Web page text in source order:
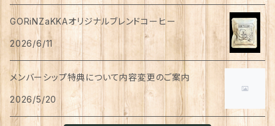
ハンドソープ
アロマ・お香
トラベルセット
カレンダー
お財布・カード入れ
手袋・アームカバー
ハンカチ
てぬぐい
カップ&ソーサー
マグカップ
コースター
お皿
メモ帳
スケジュール帳
はさみ
足首ウォーマー
アウター
ジャケット
トップス
レトルト惣菜
カレー
味噌汁・スープ
お茶漬け
ハーブティー
希釈飲料
犬猫共通
猫用
犬用
猫用
おもちゃ
猫用
ボディケア
犬用
ベッド
リンスインシャンプー
トリートメント
オーラルケア
入浴剤・バスボム
ラッピング資材
リング
GORiNZaKKAオリジナルブレンドコーヒー
2026/6/11
メンバーシップ特典について内容変更のご案内
2026/5/20